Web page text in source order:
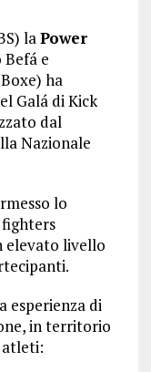
laPower
e
ha
Galá di Kick
dal
Nazionale
lo
elevato livello
esperienza di
in territorio
atleti: